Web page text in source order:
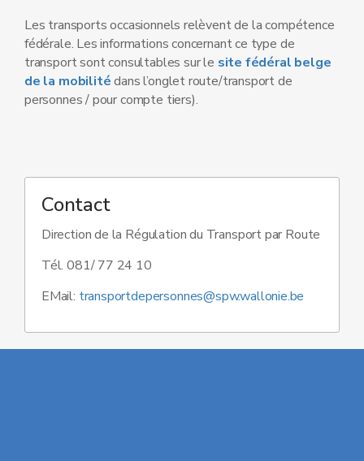
Les transports occasionnels relèvent de la compétence
fédérale. Les informations concernant ce type de
transport sont consultables sur le site fédéral belge
de la mobilitédans l’onglet route/transport de
personnes / pour compte tiers).
Contact
Direction de la Régulation du Transport par Route
Tél. 081/ 77 24 10
EMail: transportdepersonnes@spw.wallonie.be